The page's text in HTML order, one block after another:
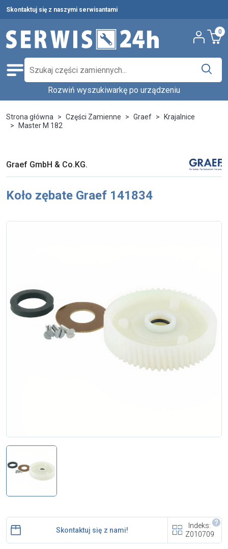
Skontaktuj się z naszymi serwisantami
0
Części zamienne
Pełna oferta
Ostatnie sztuki
Serwis urządzeń
technologiczne
Producenci
Najpopularniejsi
Regulamin
i cookies
Skontaktuj się z nami
aby znaleźć części w katalogu.
Rozwiń wyszukiwarkę po urządzeniu
Strona główna Części Zamienne Graef
Krajalnice
Master M 182
Graef GmbH & Co.KG.
Koło zębate Graef 141834
Skontaktuj się z nami!
Indeks:
Z010709